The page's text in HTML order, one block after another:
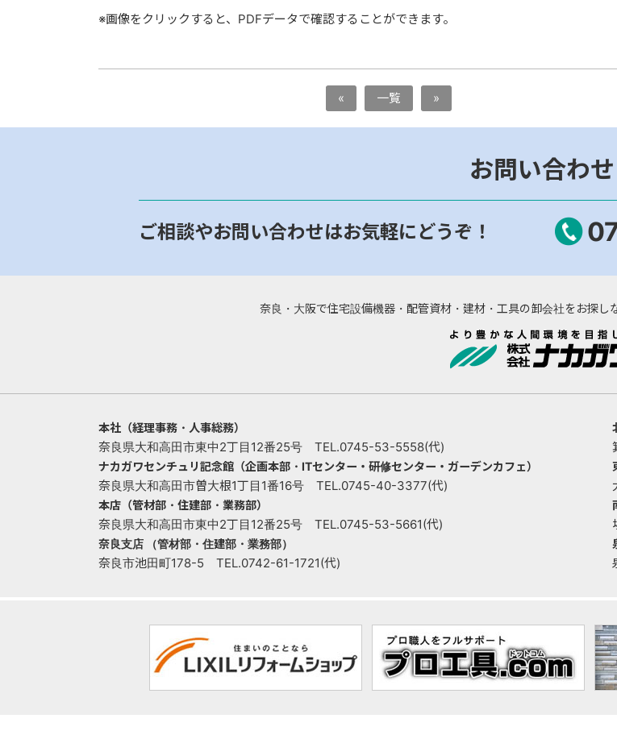
※画像をクリックすると、PDFデータで確認することができます。
« 一覧 »
お問い合わせ
ご相談やお問い合わせはお気軽にどうぞ！
奈良・大阪で住宅設備機器・配管資材・建材・工具の卸会社をお探し
本社（経理事務・人事総務）
奈良県大和高田市東中2丁目12番25号 TEL.0745-53-5558(代)
ナカガワセンチュリ記念館（企画本部・ITセンター・研修センター・ガーデンカフェ）
奈良県大和高田市曽大根1丁目1番16号 TEL.0745-40-3377(代)
本店（管材部・住建部・業務部）
奈良県大和高田市東中2丁目12番25号 TEL.0745-53-5661(代)
奈良支店 （管材部・住建部・業務部）
奈良市池田町178-5 TEL.0742-61-1721(代)